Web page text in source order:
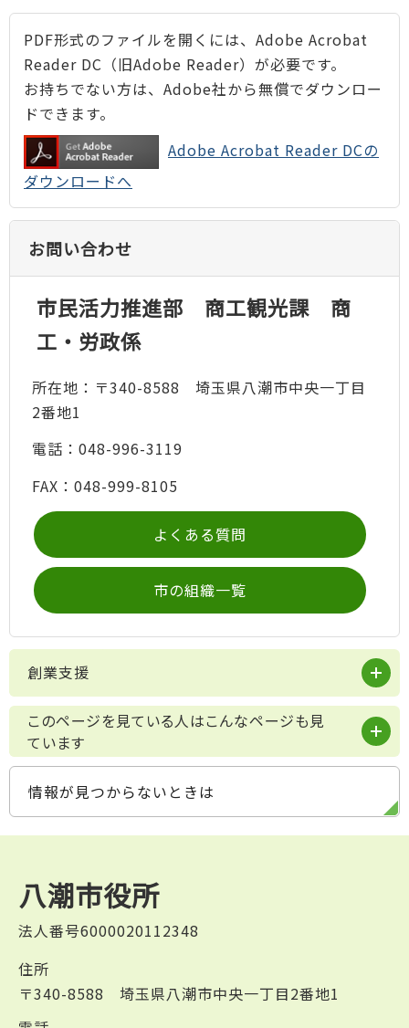
PDF形式のファイルを開くには、Adobe Acrobat
Reader DC（旧Adobe Reader）が必要です。
お持ちでない方は、Adobe社から無償でダウンロー
ドできます。
Adobe Acrobat Reader DCの
ダウンロードへ
お問い合わせ
市民活力推進部 商工観光課 商
工・労政係
所在地：〒340-8588 埼玉県八潮市中央一丁目
2番地1
電話：048-996-3119
FAX：048-999-8105
よくある質問
市の組織一覧
創業支援
このページを見ている人はこんなページも見
ています
情報が見つからないときは
八潮市役所
法人番号6000020112348
住所
〒340-8588 埼玉県八潮市中央一丁目2番地1